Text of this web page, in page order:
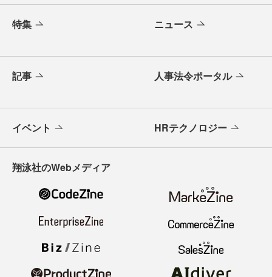
特集 ニュース
記事 人事法令ポータル
イベント HRテクノロジー
翔泳社のWebメディア